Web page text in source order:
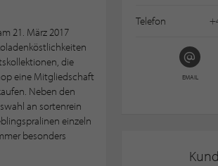
21. März 2017
die
eine Mitgliedschaft
Neben den
an sortenrein
einzeln
besonders
Telefon
EMAIL